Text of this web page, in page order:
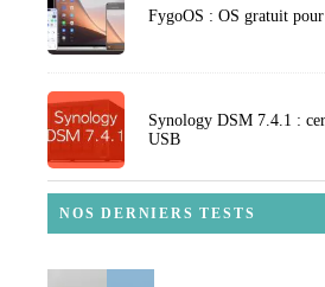
FygoOS : OS gratuit
Synology DSM 7.4.1 :
USB
NOS DERNIERS TESTS